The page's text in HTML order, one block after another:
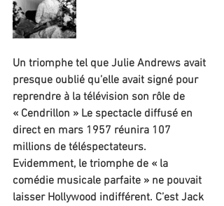
Un triomphe tel que Julie Andrews avait
presque oublié qu’elle avait signé pour
reprendre à la télévision son rôle de
« Cendrillon » Le spectacle diffusé en
direct en mars 1957 réunira 107
millions de téléspectateurs.
Evidemment, le triomphe de « la
comédie musicale parfaite » ne pouvait
laisser Hollywood indifférent. C’est Jack